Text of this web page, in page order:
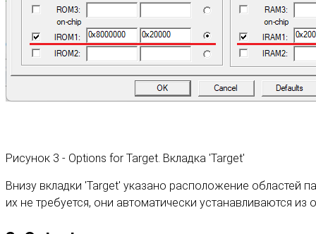
Рисунок 3 - Options for Target. Вкладка 'Target'
Внизу вкладки 'Target' указано расположение областей
их не требуется, они автоматически устанавливаются из